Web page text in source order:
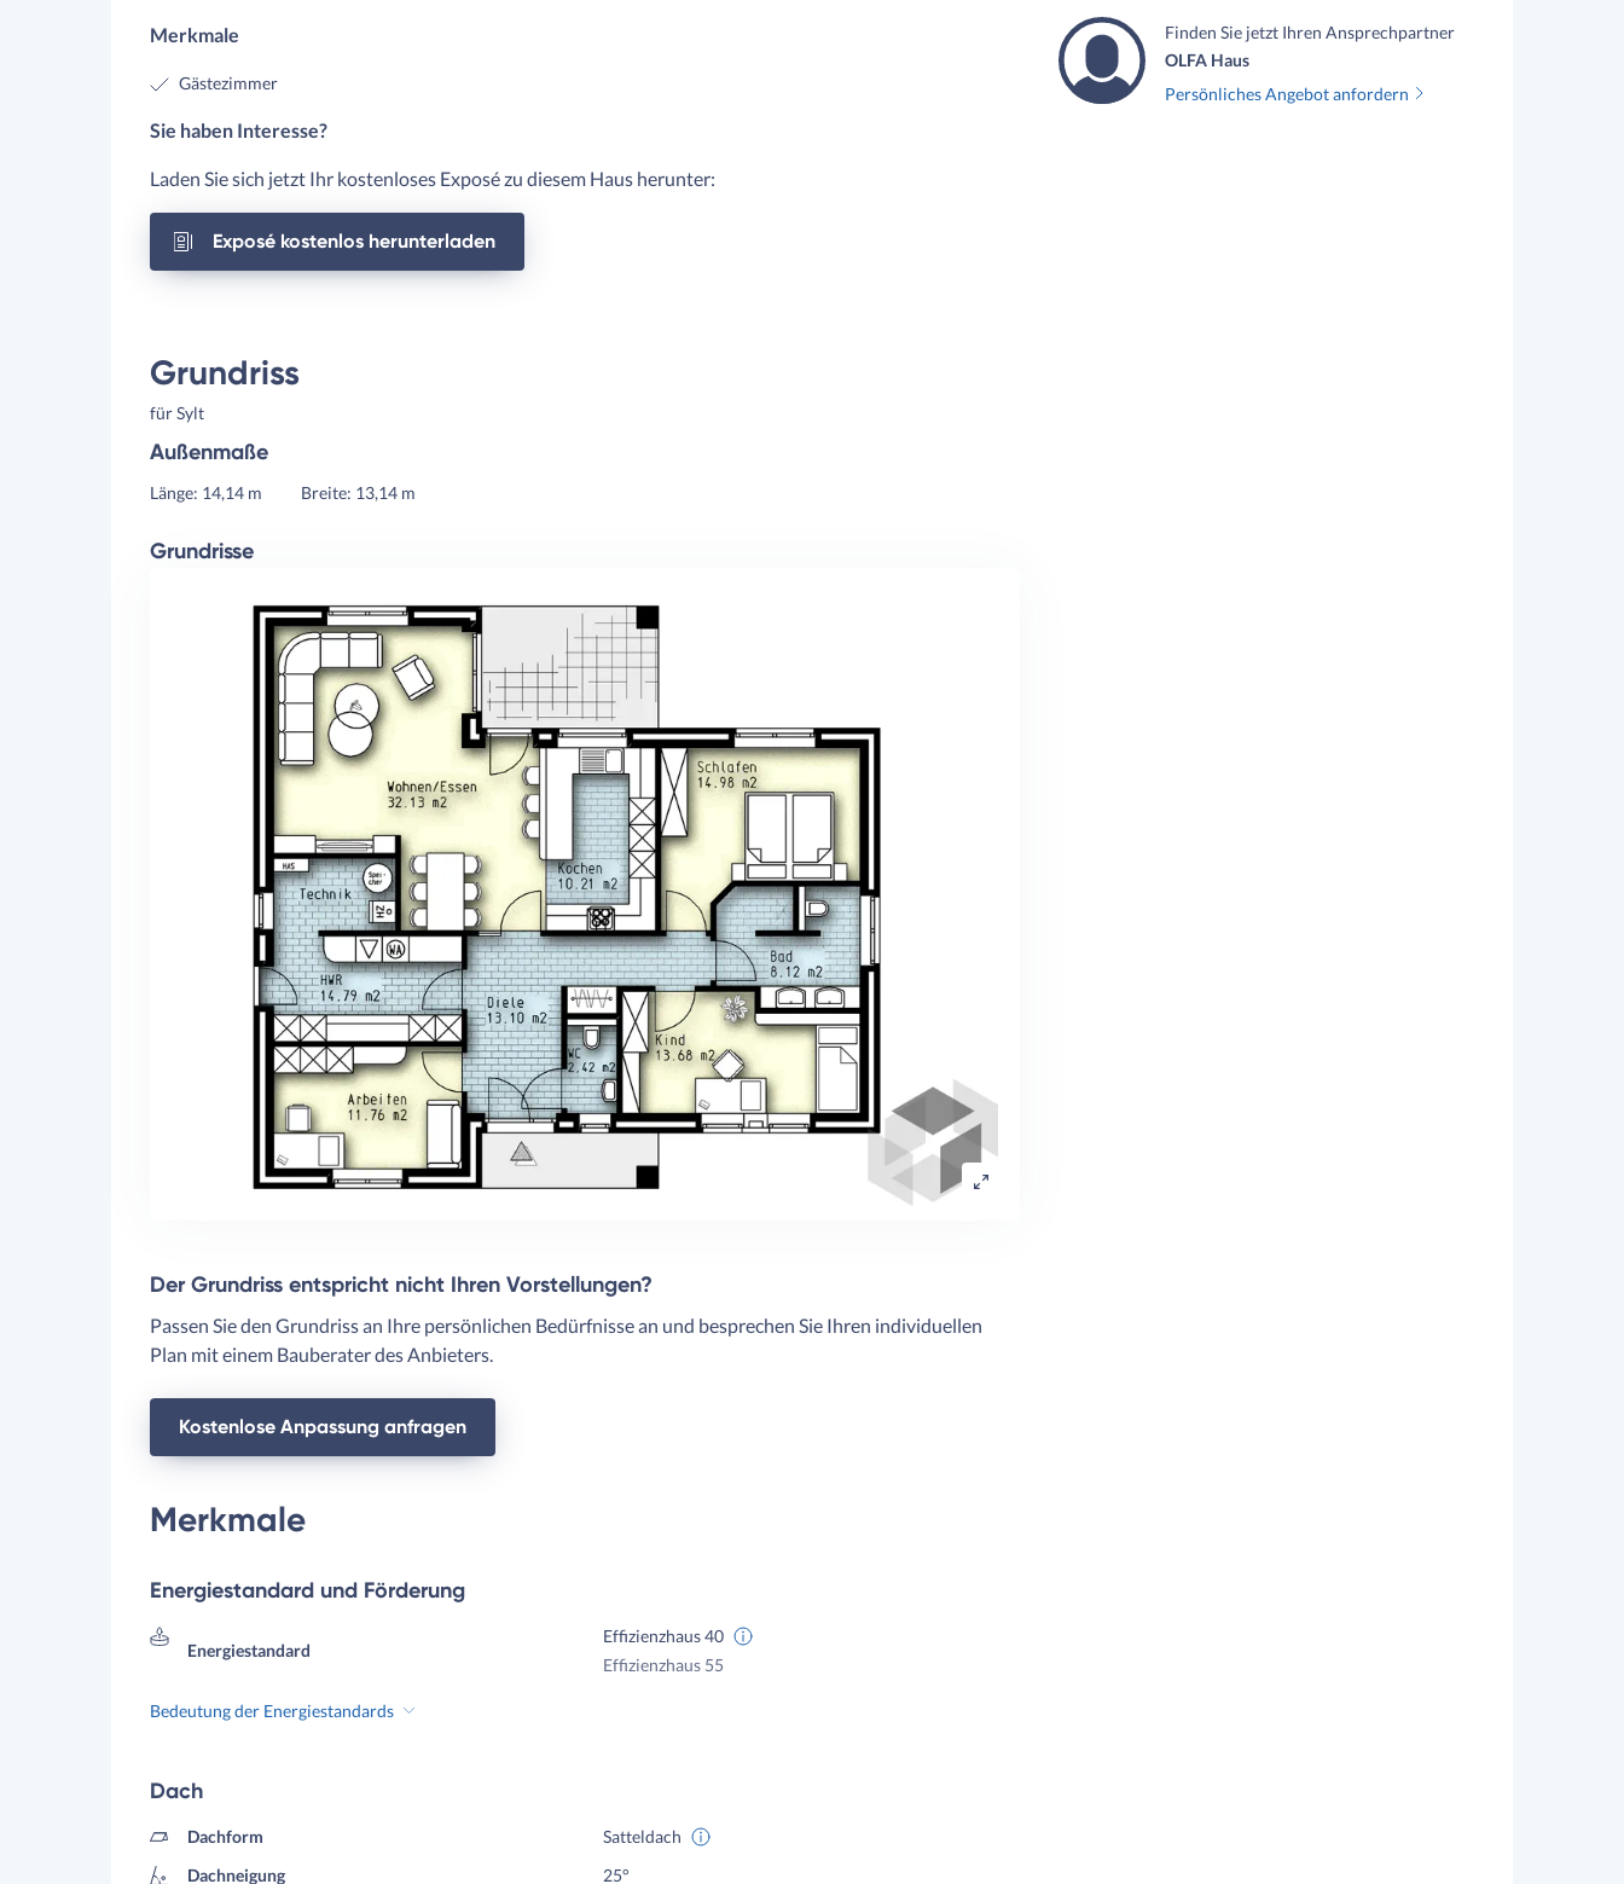
Merkmale
Gästezimmer
Sie haben Interesse?
Laden Sie sich jetzt Ihr kostenloses Exposé zu diesem Haus herunter:
Exposé kostenlos herunterladen
Grundriss
für Sylt
Außenmaße
Länge: 14,14 m Breite: 13,14 m
Grundrisse
Der Grundriss entspricht nicht Ihren Vorstellungen?
Passen Sie den Grundriss an Ihre persönlichen Bedürfnisse an und besprechen Sie Ihren individuellen
Plan mit einem Bauberater des Anbieters.
Kostenlose Anpassung anfragen
Merkmale
Energiestandard und Förderung
Energiestandard
Effizienzhaus 40
Effizienzhaus 55
Bedeutung der Energiestandards
Dach
Dachform
Satteldach
Dachneigung
25°
Finden Sie jetzt Ihren Ansprechpartner
OLFA Haus
Persönliches Angebot anfordern